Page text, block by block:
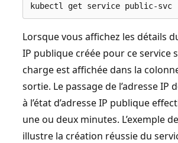
Lorsque vous affichez les détails
IP publique créée pour ce service
charge est affichée dans la
sortie. Le passage de l’adresse IP
à l’état d’adresse IP publique
une ou deux minutes. L’exemple
illustre la création réussie du